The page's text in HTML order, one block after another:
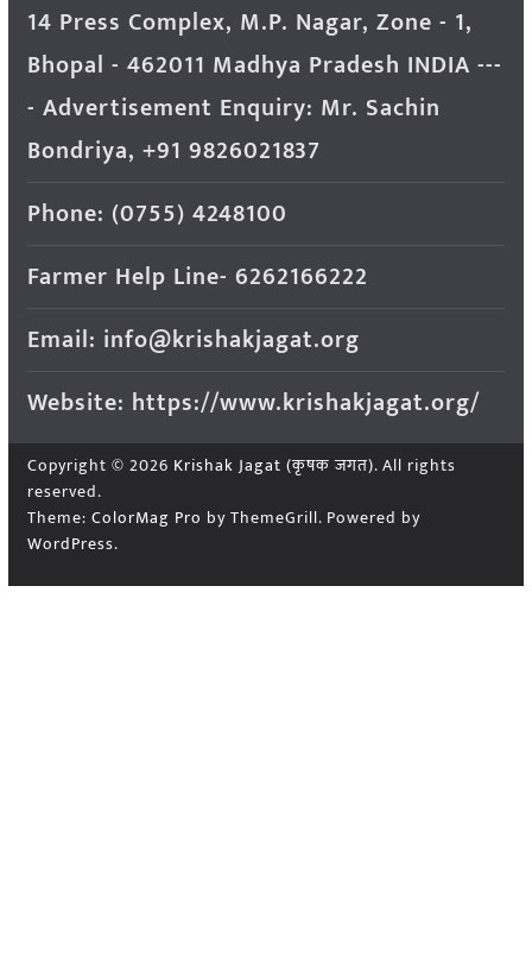
14 Press Complex, M.P. Nagar, Zone - 1,
Bhopal - 462011 Madhya Pradesh INDIA ---
- Advertisement Enquiry: Mr. Sachin
Bondriya, +91 9826021837
Phone: (0755) 4248100
Farmer Help Line- 6262166222
Email: info@krishakjagat.org
Website: https://www.krishakjagat.org/
Copyright © 2026 Krishak Jagat (कृषक जगत). All rights
reserved.
Theme: ColorMag Pro by ThemeGrill. Powered by
WordPress.